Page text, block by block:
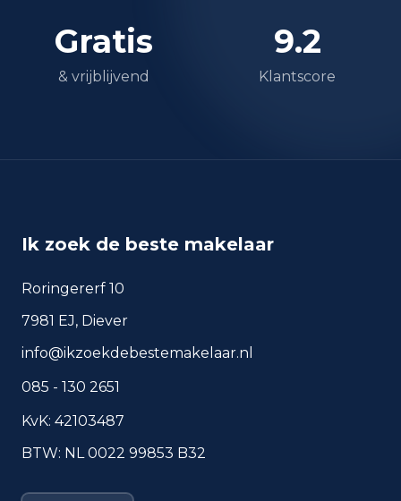
Gratis
& vrijblijvend
9.2
Klantscore
Ik zoek de beste makelaar
Roringererf 10
7981 EJ, Diever
info@ikzoekdebestemakelaar.nl
085 - 130 2651
KvK: 42103487
BTW: NL 0022 99853 B32